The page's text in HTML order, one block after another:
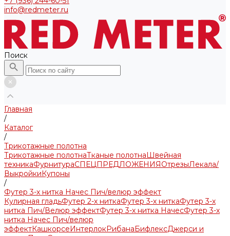
info@redmeter.ru
Поиск
Главная
/
Каталог
/
Трикотажные полотна
Трикотажные полотнаТканые полотнаШвейная
техникаФурнитураСПЕЦПРЕДЛОЖЕНИЯОтрезыЛекала/
ВыкройкиКупоны
/
Футер 3-х нитка Начес Пич/велюр эффект
Кулирная гладьФутер 2-х ниткаФутер 3-х ниткаФутер 3-х
нитка Пич/Велюр эффектФутер 3-х нитка НачесФутер 3-х
нитка Начес Пич/велюр
эффектКашкорсеИнтерлокРибанаБифлексДжерси и